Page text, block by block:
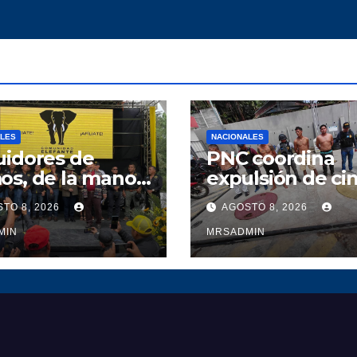
de
de la mano
Polo
fortalecen a
en Alta
8, 2026
NACIONALES
PNC coordina
expulsión de
presuntos
salvadoreños
AGOSTO 8, 2026
MRSADMIN